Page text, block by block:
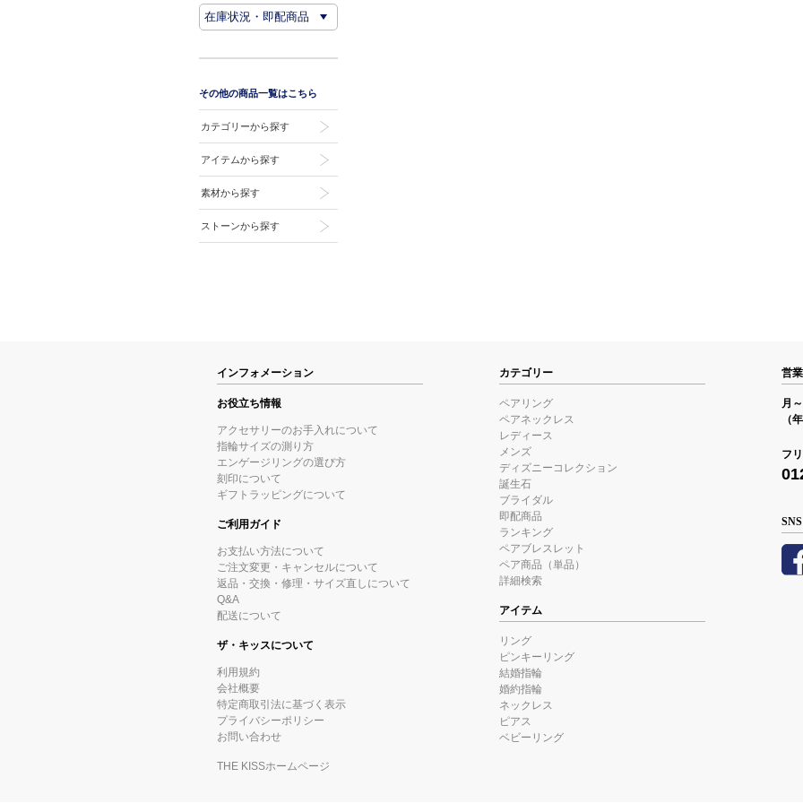
その他の商品一覧はこちら
カテゴリーから探す
アイテムから探す
素材から探す
ストーンから探す
インフォメーション
お役立ち情報
アクセサリーのお手入れについて
指輪サイズの測り方
エンゲージリングの選び方
刻印について
ギフトラッピングについて
ご利用ガイド
お支払い方法について
ご注文変更・キャンセルについて
返品・交換・修理・サイズ直しについて
Q&A
配送について
ザ・キッスについて
利用規約
会社概要
特定商取引法に基づく表示
プライバシーポリシー
お問い合わせ
THE KISSホームページ
カテゴリー
ペアリング
ペアネックレス
レディース
メンズ
ディズニーコレクション
誕生石
ブライダル
即配商品
ランキング
ペアブレスレット
ペア商品（単品）
詳細検索
アイテム
リング
ピンキーリング
結婚指輪
婚約指輪
ネックレス
ピアス
ベビーリング
営
月
（
フ
SNS